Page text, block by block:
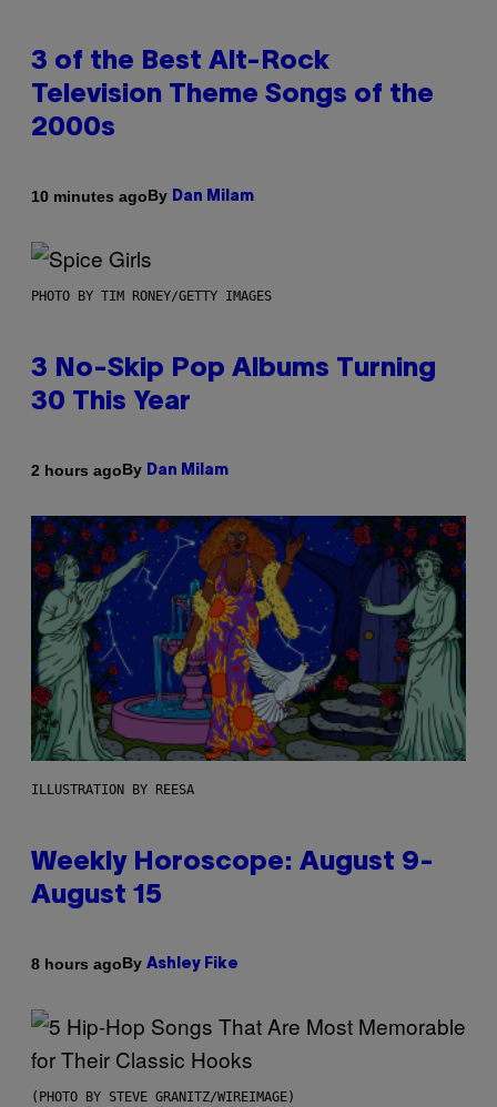
3 of the Best Alt-Rock
Television Theme Songs of the
2000s
10 minutes agoBy Dan Milam
PHOTO BY TIM RONEY/GETTY IMAGES
3 No-Skip Pop Albums Turning
30 This Year
2 hours agoBy Dan Milam
ILLUSTRATION BY REESA
Weekly Horoscope: August 9-
August 15
8 hours agoBy Ashley Fike
(PHOTO BY STEVE GRANITZ/WIREIMAGE)